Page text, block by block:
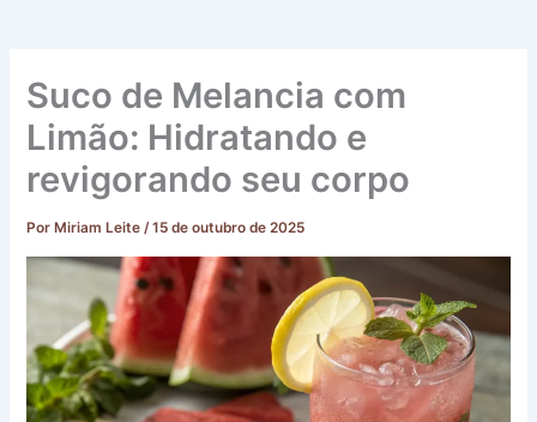
Suco de Melancia com
Limão: Hidratando e
revigorando seu corpo
Por Miriam Leite/15 de outubro de 2025